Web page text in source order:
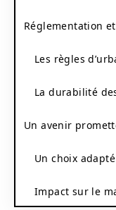
Réglementation
Les règles
La durabilité
Un avenir
Un choix
Impact sur le